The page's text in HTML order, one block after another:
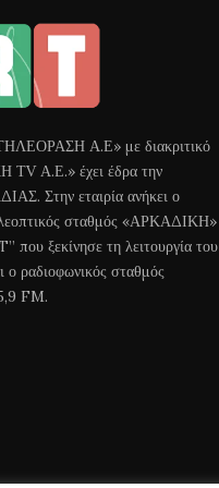
Α.Ε» με διακριτικό
ΤV Α.Ε.» έχει έδρα την
Στην εταιρία ανήκει ο
σταθμός «ΑΡΚΑΔΙΚΗ»
που ξεκίνησε τη λειτουργία του
ο ραδιοφωνικός σταθμός
FM.